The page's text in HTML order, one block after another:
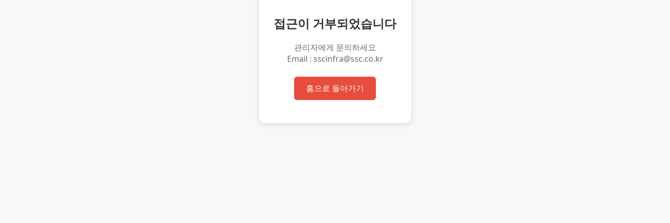
접근이 거부되었습니다
관리자에게 문의하세요
Email : sscinfra@ssc.co.kr
홈으로 돌아가기